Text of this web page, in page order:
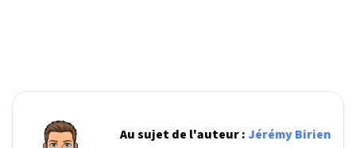
Au sujet de l'auteur : Jérémy Birien